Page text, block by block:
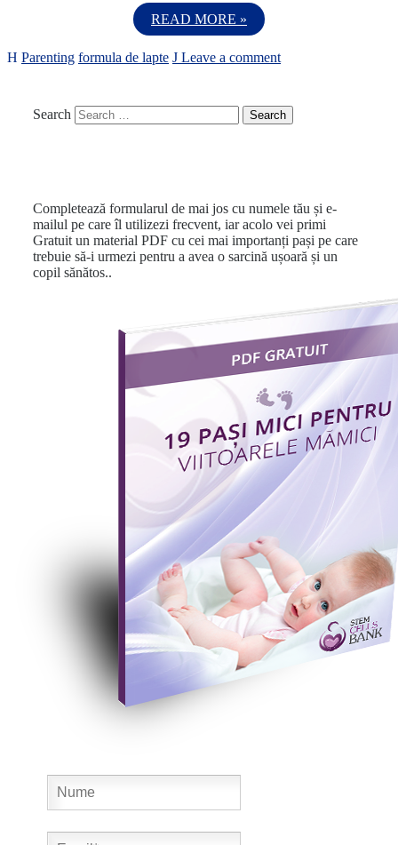
READ MORE »
Parenting formula de lapte Leave a comment
Search
Completează formularul de mai jos cu numele tău și e-
mailul pe care îl utilizezi frecvent, iar acolo vei primi
Gratuit un material PDF cu cei mai importanți pași pe care
trebuie să-i urmezi pentru a avea o sarcină ușoară și un
copil sănătos..